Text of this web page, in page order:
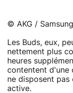
© AKG / Samsung
Les Buds, eux,
nettement plus
heures
contentent d'une
ne disposent
active.